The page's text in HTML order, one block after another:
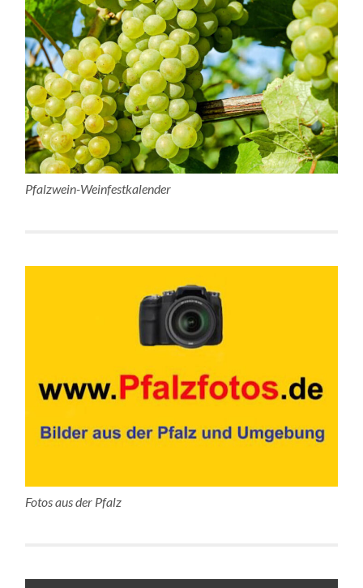
Pfalzwein-Weinfestkalender
Fotos aus der Pfalz